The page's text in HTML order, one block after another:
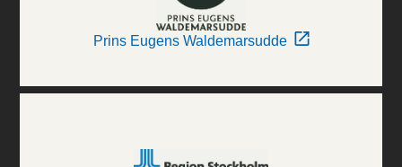
Prins Eugens Waldemarsudde